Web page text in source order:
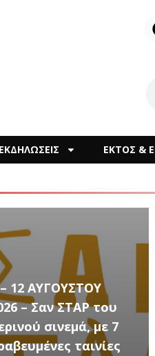
ΕΚΔΗΛΩΣΕΙΣ ΕΚΤΟΣ &
έρχεται
Αλεξάνδρεια
την μεγάλη
του